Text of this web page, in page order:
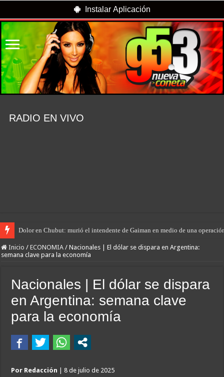
Instalar Aplicación
RADIO EN VIVO
Dolor en Chubut: murió el intendente de Gaiman en medio de una
Inicio / ECONOMIA / Nacionales | El dólar se dispara en Argentina:
semana clave para la economía
Nacionales | El dólar se dispara
en Argentina: semana clave
para la economía
Por Redacción | 8 de julio de 2025